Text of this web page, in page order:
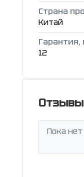
Страна
Китай
Гарантия,
12
Отзывы
Пока